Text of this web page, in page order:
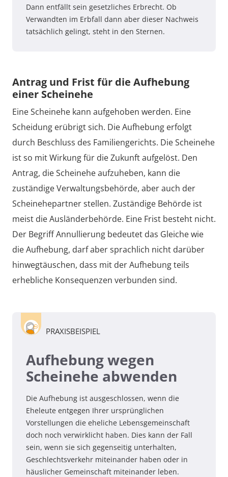
Dann entfällt sein gesetzliches Erbrecht. Ob
Verwandten im Erbfall dann aber dieser Nachweis
tatsächlich gelingt, steht in den Sternen.
Antrag und Frist für die Aufhebung
einer Scheinehe
Eine Scheinehe kann aufgehoben werden. Eine
Scheidung erübrigt sich. Die Aufhebung erfolgt
durch Beschluss des Familiengerichts. Die Scheinehe
ist so mit Wirkung für die Zukunft aufgelöst. Den
Antrag, die Scheinehe aufzuheben, kann die
zuständige Verwaltungsbehörde, aber auch der
Scheinehepartner stellen. Zuständige Behörde ist
meist die Ausländerbehörde. Eine Frist besteht nicht.
Der Begriff Annullierung bedeutet das Gleiche wie
die Aufhebung, darf aber sprachlich nicht darüber
hinwegtäuschen, dass mit der Aufhebung teils
erhebliche Konsequenzen verbunden sind.
PRAXISBEISPIEL
Aufhebung wegen
Scheinehe abwenden
Die Aufhebung ist ausgeschlossen, wenn die
Eheleute entgegen Ihrer ursprünglichen
Vorstellungen die eheliche Lebensgemeinschaft
doch noch verwirklicht haben. Dies kann der Fall
sein, wenn sie sich gegenseitig unterhalten,
Geschlechtsverkehr miteinander haben oder in
häuslicher Gemeinschaft miteinander leben.